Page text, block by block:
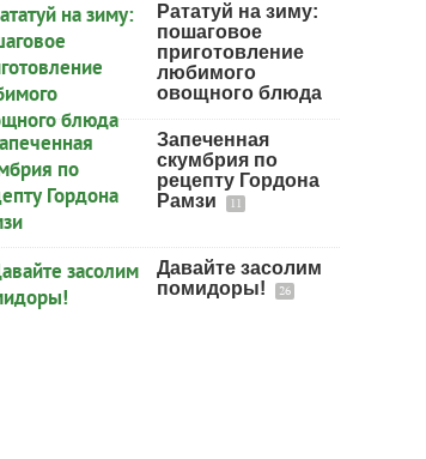
Рататуй на зиму:
пошаговое
приготовление
любимого
овощного блюда
Запеченная
скумбрия по
рецепту Гордона
Рамзи
11
Давайте засолим
помидоры!
26